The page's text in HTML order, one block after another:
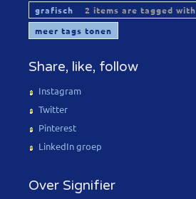
grafisch
2 items are tagged with
meer tags tonen
Share, like, follow
Instagram
Twitter
Pinterest
LinkedIn groep
Over Signifier